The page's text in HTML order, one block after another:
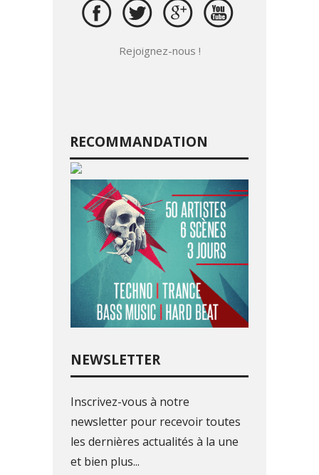
Rejoignez-nous !
RECOMMANDATION
NEWSLETTER
Inscrivez-vous à notre
newsletter pour recevoir toutes
les dernières actualités à la une
et bien plus...